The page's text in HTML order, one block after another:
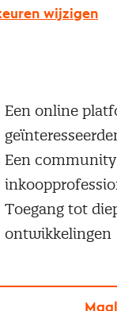
Een online
Een
Toegang tot
ontwikkelingen
wijzigen